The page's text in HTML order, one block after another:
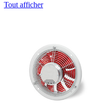
Tout afficher